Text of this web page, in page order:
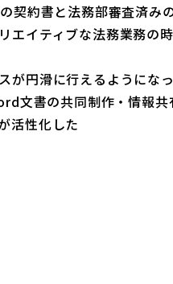
契約書と法務部審査済み
エイティブな法務業務の
が円滑に行えるようにな
文書の共同制作・情報共
活性化した